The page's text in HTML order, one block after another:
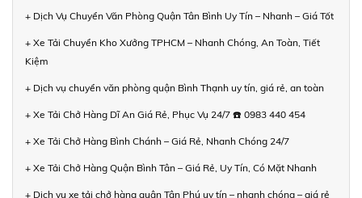
+ Dịch Vụ Chuyển Văn Phòng Quận Tân Bình Uy Tín – Nhanh – Giá Tốt
+ Xe Tải Chuyển Kho Xưởng TPHCM – Nhanh Chóng, An Toàn, Tiết
Kiệm
+ Dịch vụ chuyển văn phòng quận Bình Thạnh uy tín, giá rẻ, an toàn
+ Xe Tải Chở Hàng Dĩ An Giá Rẻ, Phục Vụ 24/7 ☎️ 0983 440 454
+ Xe Tải Chở Hàng Bình Chánh – Giá Rẻ, Nhanh Chóng 24/7
+ Xe Tải Chở Hàng Quận Bình Tân – Giá Rẻ, Uy Tín, Có Mặt Nhanh
+ Dịch vụ xe tải chở hàng quận Tân Phú uy tín – nhanh chóng – giá rẻ